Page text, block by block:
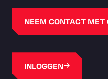
NEEM CONTACT MET
INLOGGEN